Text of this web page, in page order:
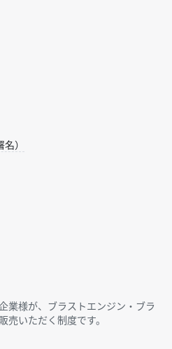
）
業様が、ブラストエンジン・ブラ
売いただく制度です。